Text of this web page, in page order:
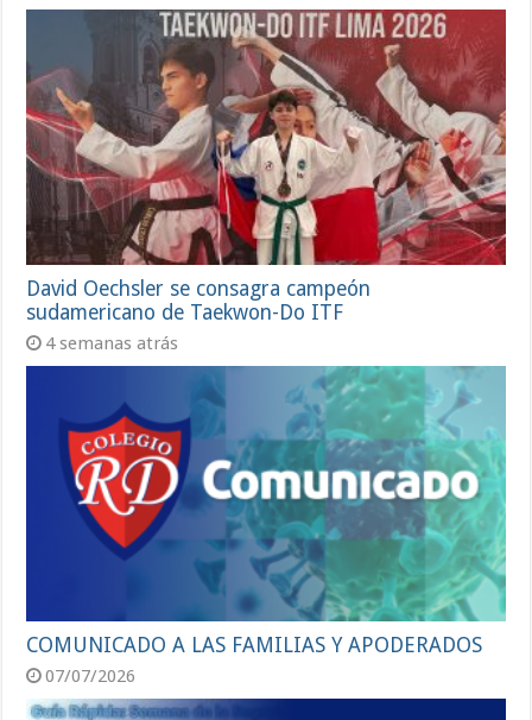
David Oechsler se consagra campeón
sudamericano de Taekwon-Do ITF
4 semanas atrás
COMUNICADO A LAS FAMILIAS Y APODERADOS
07/07/2026